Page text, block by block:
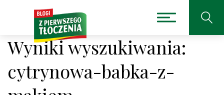
Wyniki wyszukiwania:
cytrynowa-babka-z-